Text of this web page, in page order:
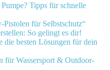
Tipps für schnelle
Pistolen für Selbstschutz“
So gelingt es dir!
die besten Lösungen für dein
für Wassersport & Outdoor-